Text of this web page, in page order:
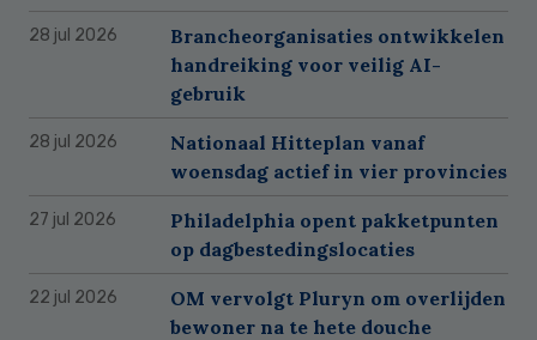
28 jul 2026
Brancheorganisaties ontwikkelen
handreiking voor veilig AI-
gebruik
28 jul 2026
Nationaal Hitteplan vanaf
woensdag actief in vier provincies
27 jul 2026
Philadelphia opent pakketpunten
op dagbestedingslocaties
22 jul 2026
OM vervolgt Pluryn om overlijden
bewoner na te hete douche